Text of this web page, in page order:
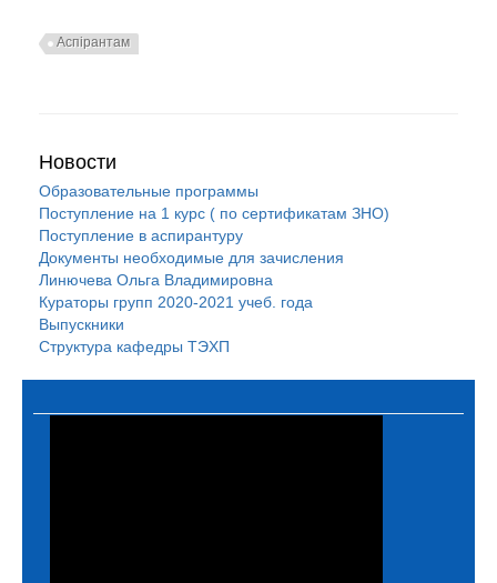
Аспірантам
Новости
Образовательные программы
Поступление на 1 курс ( по сертификатам ЗНО)
Поступление в аспирантуру
Документы необходимые для зачисления
Линючева Ольга Владимировна
Кураторы групп 2020-2021 учеб. года
Выпускники
Структура кафедры ТЭХП